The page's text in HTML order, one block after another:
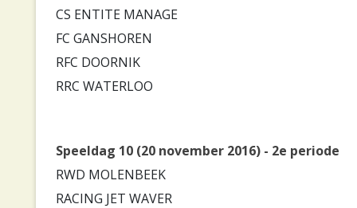
CS ENTITE MANAGE
FC GANSHOREN
RFC DOORNIK
RRC WATERLOO
Speeldag 10 (20 november 2016) - 2e periode
RWD MOLENBEEK
RACING JET WAVER